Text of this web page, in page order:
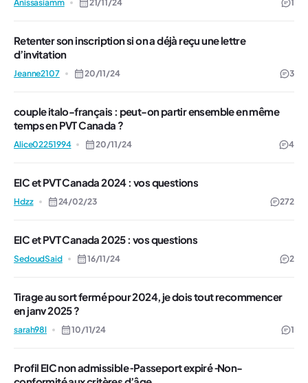
Anissasiamm 21/11/24 1
Retenter son inscription si on a déjà reçu une lettre
d’invitation
Jeanne2107 20/11/24 3
couple italo-français : peut-on partir ensemble en même
temps en PVT Canada ?
Alice02251994 20/11/24 4
EIC et PVT Canada 2024 : vos questions
Hdzz 24/02/23 272
EIC et PVT Canada 2025 : vos questions
SedoudSaid 16/11/24 2
Tirage au sort fermé pour 2024, je dois tout recommencer
en janv 2025 ?
sarah98l 10/11/24 1
Profil EIC non admissible ⁃Passeport expiré ⁃Non-